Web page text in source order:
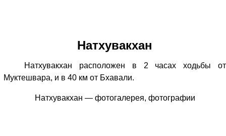
Натхувакхан
Натхувакхан расположен в 2 часах ходьбы от
Муктешвара, и в 40 км от Бхавали.
Натхувакхан — фотогалерея, фотографии